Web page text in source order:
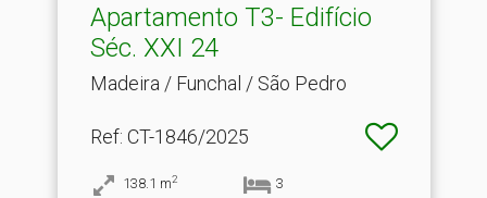
Apartamento T3- Edifício
Séc.​ XXI 24
Madeira / Funchal / São Pedro
Ref: CT-1846/2025
138.1 m2 3